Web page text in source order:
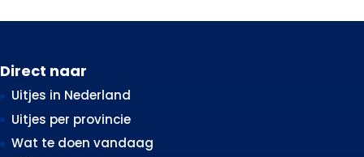
Direct naar
Uitjes in Nederland
Uitjes per provincie
Wat te doen vandaag